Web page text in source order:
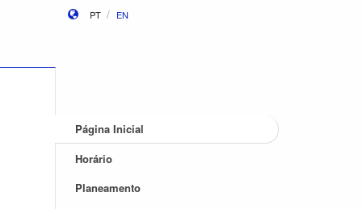
PT EN
Página Inicial
Horário
Planeamento